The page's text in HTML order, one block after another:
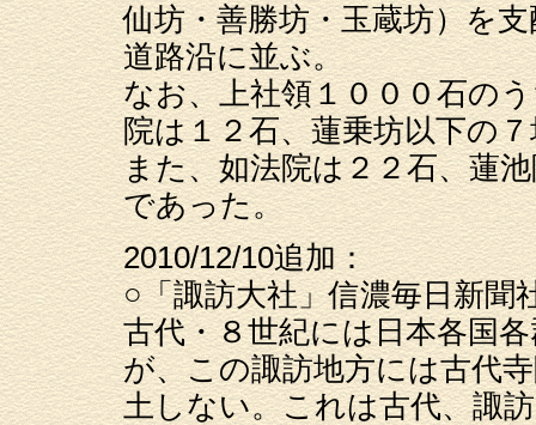
仙坊・善勝坊・玉蔵坊）を
道路沿に並ぶ。
なお、上社領１０００石の
院は１２石、蓮乗坊以下の
また、如法院は２２石、蓮
であった。
2010/12/10追加：
○「諏訪大社」信濃毎日新
古代・８世紀には日本各国
が、この諏訪地方には古代
土しない。これは古代、諏